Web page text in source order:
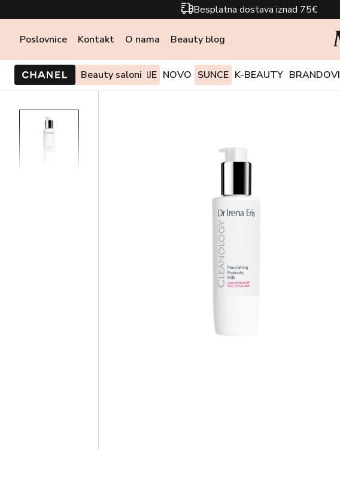
Besplatna dostava iznad 75€
Poslovnice Kontakt O nama Beauty blog
Beauty saloni
PONUDE I AKCIJE NOVO SUNCE K-BEAUTY BRANDOVI